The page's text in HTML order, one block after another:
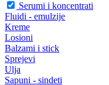
Serumi i koncentrati
Fluidi - emulzije
Kreme
Losioni
Balzami i stick
Sprejevi
Ulja
Sapuni - sindeti